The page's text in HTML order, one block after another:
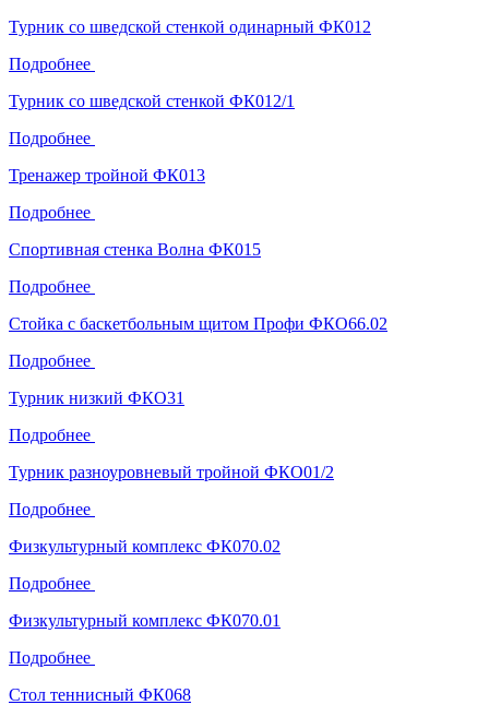
Турник со шведской стенкой одинарный ФК012
Подробнее
Турник со шведской стенкой ФК012/1
Подробнее
Тренажер тройной ФК013
Подробнее
Спортивная стенка Волна ФК015
Подробнее
Стойка с баскетбольным щитом Профи ФКО66.02
Подробнее
Турник низкий ФКО31
Подробнее
Турник разноуровневый тройной ФКО01/2
Подробнее
Физкультурный комплекс ФК070.02
Подробнее
Физкультурный комплекс ФК070.01
Подробнее
Стол теннисный ФК068